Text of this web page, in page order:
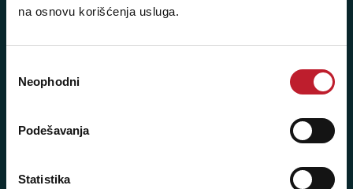
na osnovu korišćenja usluga.
сагласности
Neophodni
Podešavanja
Statistika
+381 11 3347 615
+381 11 3347 883
+381 11 2688 067
+381 11 2688 069